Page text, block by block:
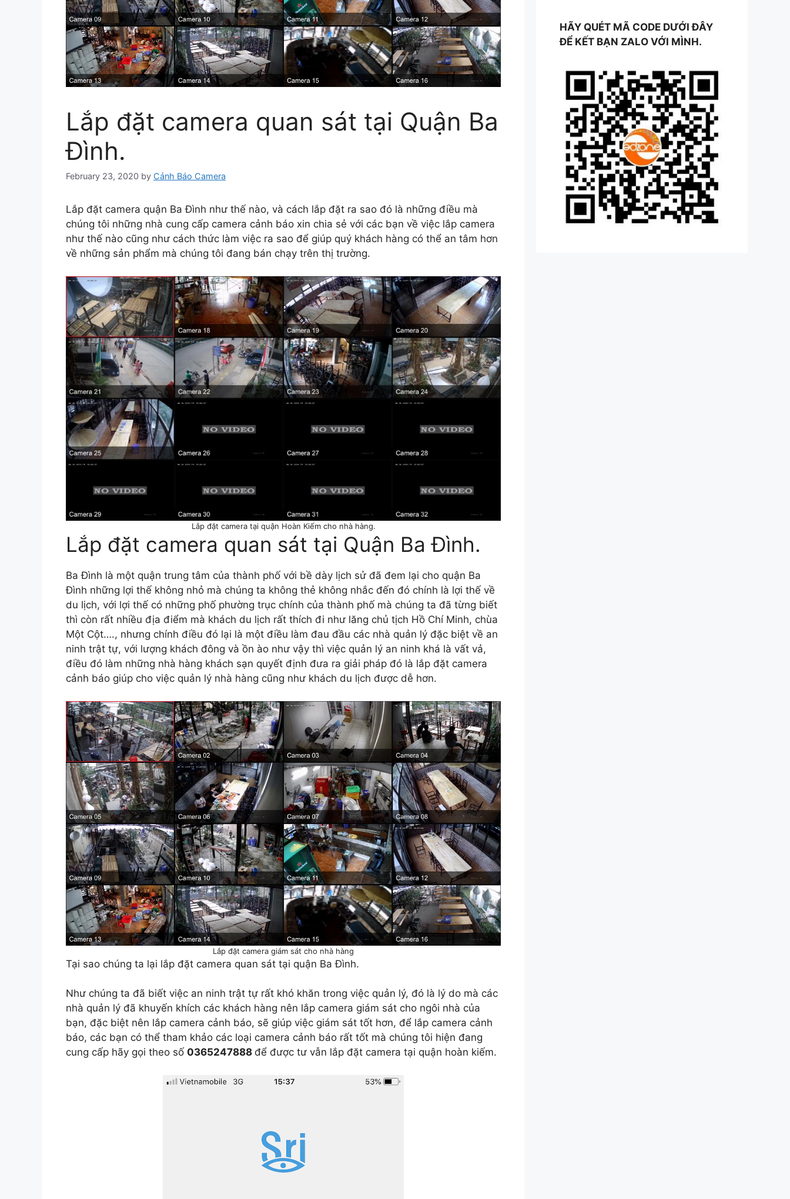
Lắp đặt camera quan sát tại Quận Ba
Đình.
February 23, 2020 by Cảnh Báo Camera
Lắp đặt camera quận Ba Đình như thế nào, và cách lắp đặt ra sao đó là những điều mà
chúng tôi những nhà cung cấp camera cảnh báo xin chia sẻ với các bạn về việc lắp camera
như thế nào cũng như cách thức làm việc ra sao để giúp quý khách hàng có thể an tâm hơn
về những sản phẩm mà chúng tôi đang bán chạy trên thị trường.
Lắp đặt camera tại quận Hoàn Kiếm cho nhà hàng.
Lắp đặt camera quan sát tại Quận Ba Đình.
Ba Đình là một quận trung tâm của thành phố với bề dày lịch sử đã đem lại cho quận Ba
Đình những lợi thế không nhỏ mà chúng ta không thẻ không nhắc đến đó chính là lợi thế về
du lịch, với lợi thế có những phố phường trục chính của thành phố mà chúng ta đã từng biết
thì còn rất nhiều địa điểm mà khách du lịch rất thích đi như lăng chủ tịch Hồ Chí Minh, chùa
Một Cột…., nhưng chính điều đó lại là một điều làm đau đầu các nhà quản lý đặc biệt về an
ninh trật tự, với lượng khách đông và ồn ào như vậy thì việc quản lý an ninh khá là vất vả,
điều đó làm những nhà hàng khách sạn quyết định đưa ra giải pháp đó là lắp đặt camera
cảnh báo giúp cho việc quản lý nhà hàng cũng như khách du lịch được dễ hơn.
Lắp đặt camera giám sát cho nhà hàng
Tại sao chúng ta lại lắp đặt camera quan sát tại quận Ba Đình.
Như chúng ta đã biết việc an ninh trật tự rất khó khăn trong việc quản lý, đó là lý do mà các
nhà quản lý đã khuyến khích các khách hàng nên lắp camera giám sát cho ngôi nhà của
bạn, đặc biệt nên lắp camera cảnh báo, sẽ giúp việc giám sát tốt hơn, để lắp camera cảnh
báo, các bạn có thể tham khảo các loại camera cảnh báo rất tốt mà chúng tôi hiện đang
cung cấp hãy gọi theo số 0365247888 để được tư vẫn lắp đặt camera tại quận hoàn kiếm.
HÃY QUÉT MÃ CODE DƯỚI ĐÂY
ĐỂ KẾT BẠN ZALO VỚI MÌNH.